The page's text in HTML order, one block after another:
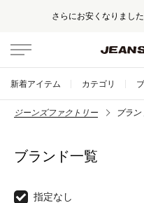
さらにお安くなりまし
新着アイテム カテゴリ
ジーンズファクトリー ブラ
ブランド一覧
指定なし